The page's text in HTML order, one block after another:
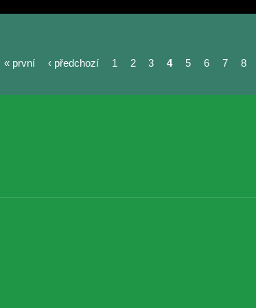
« první ‹ předchozí 1 2 3 4 5 6 7 8